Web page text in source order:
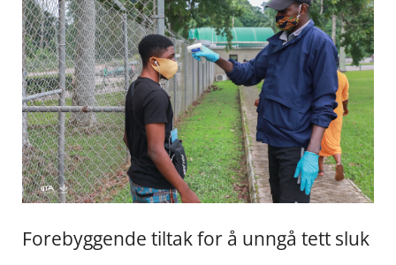
Forebyggende tiltak for å ‌unngå tett sluk